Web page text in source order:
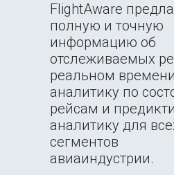
FlightAware
полную и точную
информацию об
отслеживаемых
реальном
аналитику по
рейсам и
аналитику для
сегментов
авиаиндустрии.